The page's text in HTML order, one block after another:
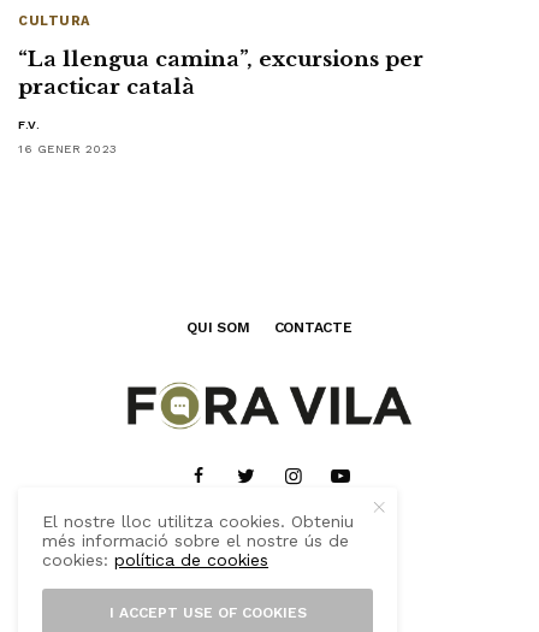
CULTURA
“La llengua camina”, excursions per
practicar català
F.V.
16 GENER 2023
QUI SOM CONTACTE
El nostre lloc utilitza cookies. Obteniu
més informació sobre el nostre ús de
cookies:política de cookies
I ACCEPT USE OF COOKIES